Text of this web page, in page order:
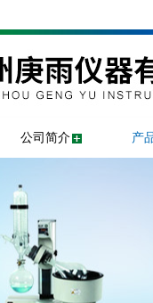
公司简介 产